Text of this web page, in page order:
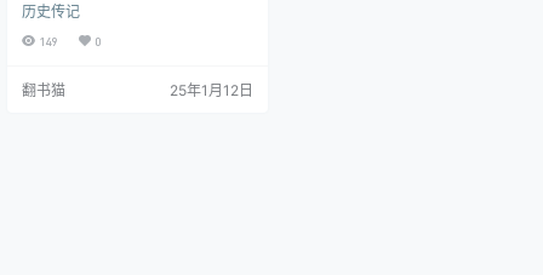
〈世说新语〉》是著名作家魏风华
的代表作，这本升级版著作以经典
到兰亭名士，作者用富有深情和隽
历史传记
149 0
翻书猫 25年1月12日